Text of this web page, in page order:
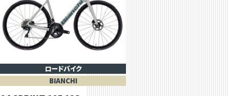
ロードバイク
BIANCHI